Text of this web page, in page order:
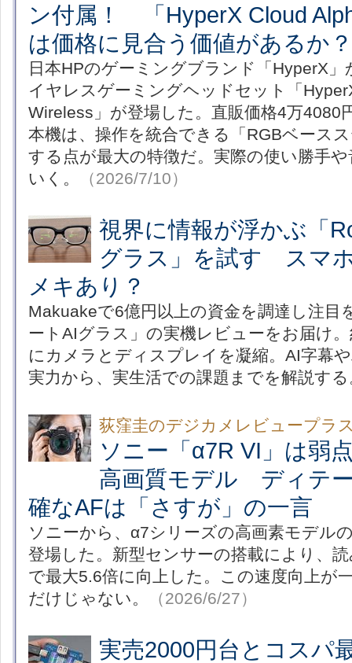
ン付属！ 「HyperX Cloud
は価格に見合う価値があるか？
日本HPのゲーミングブランド「HyperX
イヤレスゲーミングヘッドセット「
Wireless」が登場した。直販価格4万4080
本機は、操作を統合できる「RGBベース
する点が最大の特徴だ。実際の使い勝手
いく。
（2026/7/10）
視界に情報が浮かぶ「
グラス」を試す スマ
メキあり？
Makuakeで6億円以上の資金を調達し注目
ートAIグラス」の実機レビューをお届け
にカメラとディスプレイを凝縮。AI字幕
実力から、実生活での課題までを解説する
荻窪圭のデジカメレビュープラ
ソニー「α7R VI」は弱
高画質モデル ディテ
確なAFは「さすが」の一言
ソニーから、α7シリーズの高画素モデル
登場した。新型センサーの搭載により、
で最大5.6倍に向上した。この速度向上が
だけじゃない。
（2026/6/27）
実売2000円台とコスパ